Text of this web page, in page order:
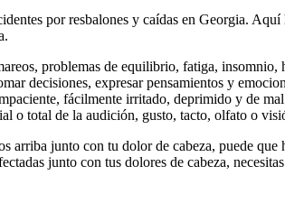
por resbalones y caídas en Georgia.
problemas de equilibrio, fatiga, insomnio,
decisiones, expresar pensamientos y
fácilmente irritado, deprimido y de
o total de la audición, gusto, tacto, olfato o
arriba junto con tu dolor de cabeza, puede
junto con tus dolores de cabeza,